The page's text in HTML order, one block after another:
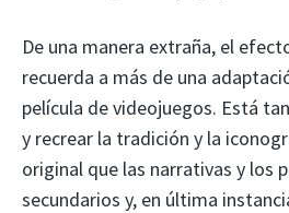
De una manera extraña, el
recuerda a más de una
película de videojuegos. Está
y recrear la tradición y la
original que las narrativas y los
secundarios y, en última